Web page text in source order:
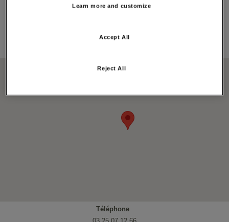
Longitude:
16 Rue Maquisdu Val, 52290, HUMBECOURT
Téléphone
Learn more and customize
Reject All
Accept All